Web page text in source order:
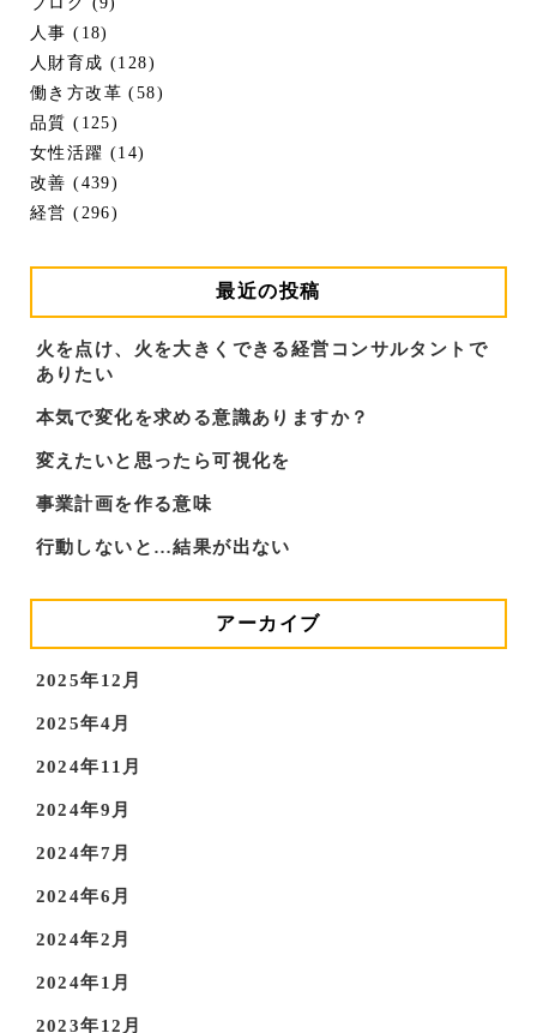
人事 (18)
人財育成 (128)
働き方改革 (58)
品質 (125)
女性活躍 (14)
改善 (439)
経営 (296)
最近の投稿
火を点け、火を大きくできる経営コンサルタントで
ありたい
本気で変化を求める意識ありますか？
変えたいと思ったら可視化を
事業計画を作る意味
行動しないと…結果が出ない
アーカイブ
2025年12月
2025年4月
2024年11月
2024年9月
2024年7月
2024年6月
2024年2月
2024年1月
2023年12月